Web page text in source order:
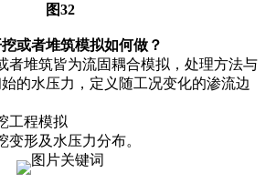
图32
或者堆筑模拟如何做？
者堆筑皆为流固耦合模拟，处理方法与
的水压力，定义随工况变化的渗流边
工程模拟
形及水压力分布。